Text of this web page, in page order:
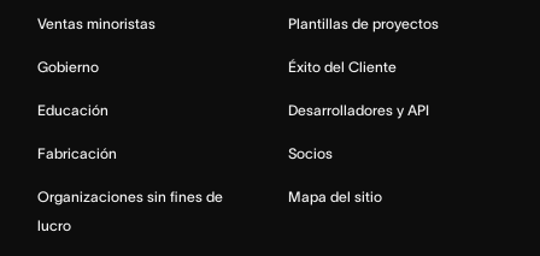
Ventas minoristas
Gobierno
Educación
Fabricación
Organizaciones sin fines de
lucro
Plantillas de proyectos
Éxito del Cliente
Desarrolladores y API
Socios
Mapa del sitio